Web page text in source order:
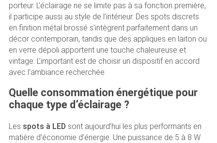
porteur. L’éclairage ne se limite pas à sa fonction première,
il participe aussi au style de l’intérieur. Des spots discrets
en finition métal brossé s’intègrent parfaitement dans un
décor contemporain, tandis que des appliques en laiton ou
en verre dépoli apportent une touche chaleureuse et
vintage. L’important est de choisir un dispositif en accord
avec l’ambiance recherchée.
Quelle consommation énergétique pour
chaque type d’éclairage ?
Les spots à LED sont aujourd’hui les plus performants en
matière d’économie d’énergie. Une puissance de 5 à 8 W